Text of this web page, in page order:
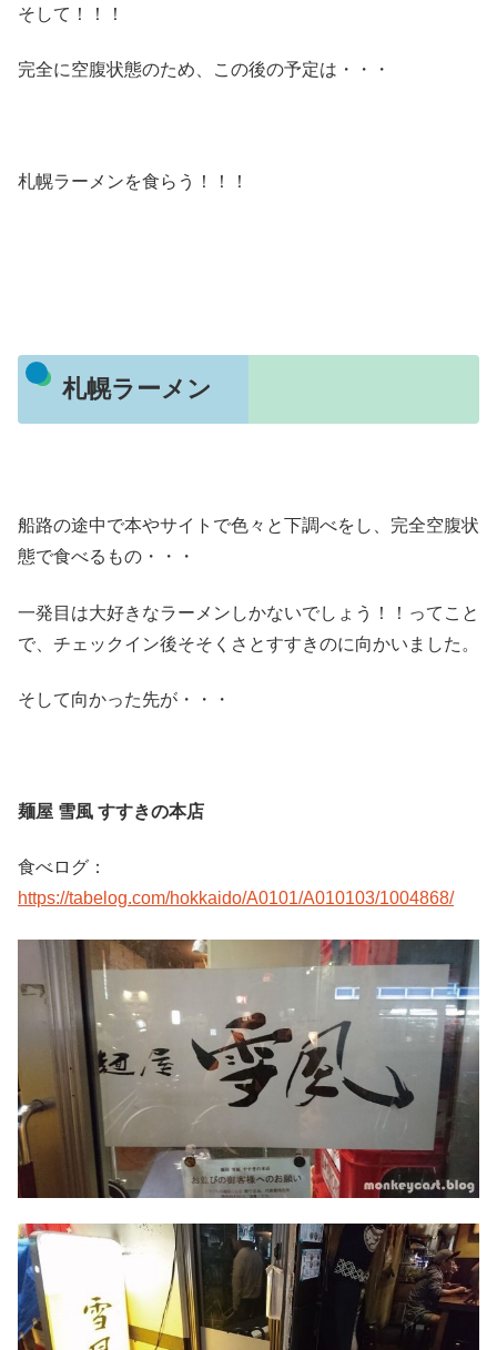
そして！！！
完全に空腹状態のため、この後の予定は・・・
札幌ラーメンを食らう！！！
札幌ラーメン
船路の途中で本やサイトで色々と下調べをし、完全空腹状
態で食べるもの・・・
一発目は大好きなラーメンしかないでしょう！！ってこと
で、チェックイン後そそくさとすすきのに向かいました。
そして向かった先が・・・
麺屋 雪風 すすきの本店
食べログ：
https://tabelog.com/hokkaido/A0101/A010103/1004868/